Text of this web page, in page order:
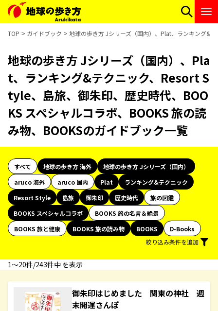
TOP ガイドブック 地球の歩き方 Jシリーズ（国内）、Plat、ランキング&
地球の歩き方 Jシリーズ（国内）、Pla
t、ランキング&テクニック、Resort S
tyle、島旅、御朱印、歴史時代、BOO
KS スペシャルコラボ、BOOKS 旅の読
み物、BOOKSのガイドブック一覧
すべて 地球の歩き方 海外
地球の歩き方 Jシリーズ（国内）
aruco 海外
aruco 国内 Plat
ランキング&テクニック
Resort Style
島旅 御朱印 歴史時代
旅の図鑑
BOOKS スペシャルコラボ
BOOKS 旅の名言＆絶景
BOOKS 旅と健康
BOOKS 旅の読み物 BOOKS
D-Books
絞り込み条件を追加
1〜20件/243件中 を表示
御朱印はじめました 関東の神社 週
末開運さんぽ